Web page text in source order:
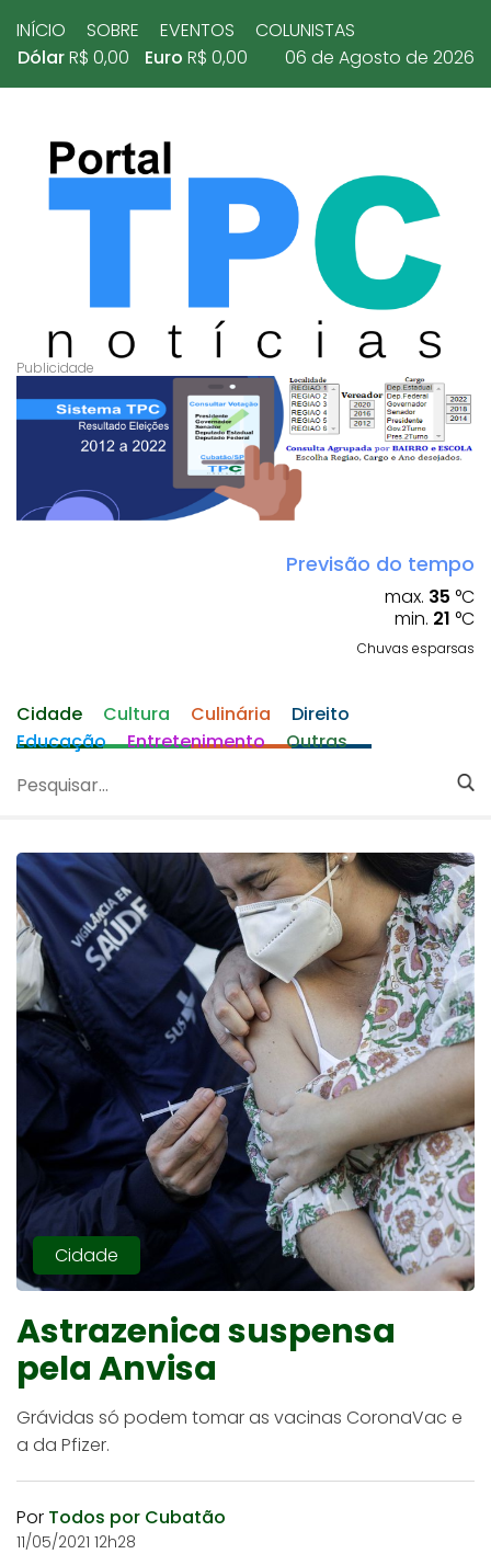
INÍCIO SOBRE EVENTOS
COLUNISTAS
DólarR$ 0,00 Euro R$ 0,00 06 de Agosto de 2026
Previsão do tempo
max. 35 °C
min. 21 °C
Chuvas esparsas
Cidade Cultura Culinária
Direito
Educação
Entretenimento Outras
Cidade
Astrazenica suspensa
pela Anvisa
Grávidas só podem tomar as vacinas CoronaVac e
a da Pfizer.
Por Todos por Cubatão
11/05/2021 12h28